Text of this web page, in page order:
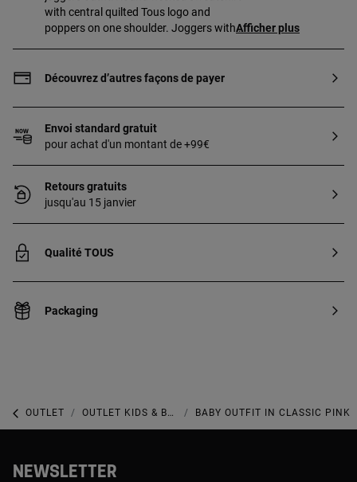
with central quilted Tous logo and
poppers on one shoulder. Joggers with
fabric. Composition: 77% Viscose, 23%
certified. Made in the EU.
Afficher plus
Découvrez d’autres façons de payer
Envoi standard gratuit
pour achat d'un montant de +99€
Retours gratuits
jusqu'au 15 janvier
Qualité TOUS
Packaging
OUTLET OUTLET KIDS & BABY BABY OUTFIT IN CLASSIC PINK
NEWSLETTER